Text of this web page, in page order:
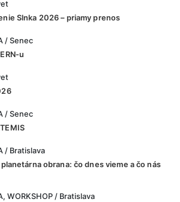
Slnka 2026 – priamy prenos
/ Senec
u
/ Senec
/ Bratislava
obrana: čo dnes vieme a čo nás
WORKSHOP / Bratislava